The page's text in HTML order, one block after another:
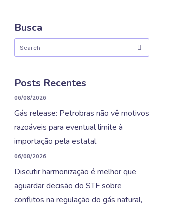
Busca
Posts Recentes
06/08/2026
Gás release: Petrobras não vê motivos
razoáveis para eventual limite à
importação pela estatal
06/08/2026
Discutir harmonização é melhor que
aguardar decisão do STF sobre
conflitos na regulação do gás natural,